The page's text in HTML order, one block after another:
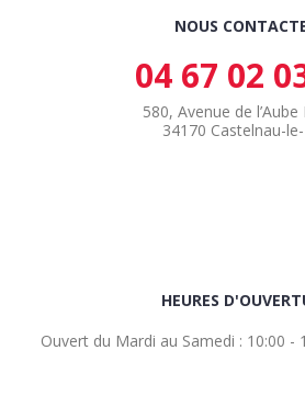
NOUS
04 67 02
580, Avenue de l’Aube
34170 Castelnau-
HEURES
Ouvert du Mardi au Samedi : 10:00 -